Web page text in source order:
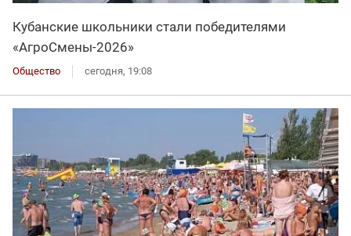
Кубанские школьники стали победителями
«АгроСмены-2026»
Общество сегодня, 19:08